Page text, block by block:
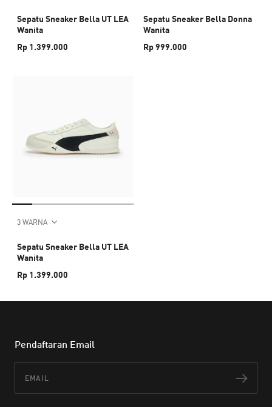
Sepatu Sneaker Bella UT LEA
Wanita
Rp 1.399.000
Sepatu Sneaker Bella Donna
Wanita
Rp 999.000
3 WARNA
Sepatu Sneaker Bella UT LEA
Wanita
Rp 1.399.000
Pendaftaran Email